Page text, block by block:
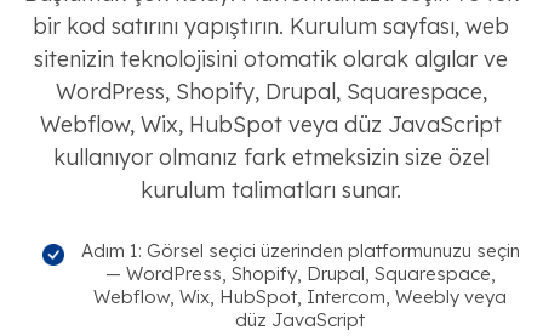
bir kod satırını yapıştırın. Kurulum sayfası, web
sitenizin teknolojisini otomatik olarak algılar ve
WordPress, Shopify, Drupal, Squarespace,
Webflow, Wix, HubSpot veya düz JavaScript
kullanıyor olmanız fark etmeksizin size özel
kurulum talimatları sunar.
Adım 1: Görsel seçici üzerinden platformunuzu seçin
— WordPress, Shopify, Drupal, Squarespace,
Webflow, Wix, HubSpot, Intercom, Weebly veya
düz JavaScript